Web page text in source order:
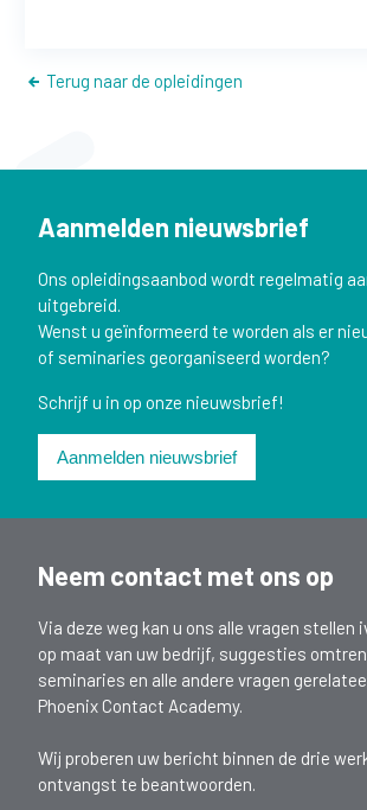
Terug naar de opleidingen
Aanmelden nieuwsbrief
Ons opleidingsaanbod wordt regelmatig
uitgebreid.
Wenst u geïnformeerd te worden als er
of seminaries georganiseerd worden?
Schrijf u in op onze nieuwsbrief!
Aanmelden nieuwsbrief
Neem contact met ons op
Via deze weg kan u ons alle vragen stellen
op maat van uw bedrijf, suggesties
seminaries en alle andere vragen
Phoenix Contact Academy.
Wij proberen uw bericht binnen de drie
ontvangst te beantwoorden.